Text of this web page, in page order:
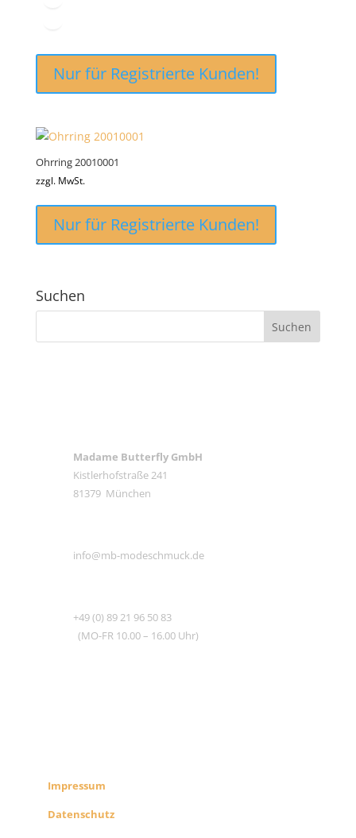
Nur für Registrierte Kunden!
Ohrring 20010001
zzgl. MwSt.
Nur für Registrierte Kunden!
Suchen
Madame Butterfly GmbH
Kistlerhofstraße 241
81379 München
info@mb-modeschmuck.de
+49 (0) 89 21 96 50 83
(MO-FR 10.00 – 16.00 Uhr)
Impressum
Datenschutz